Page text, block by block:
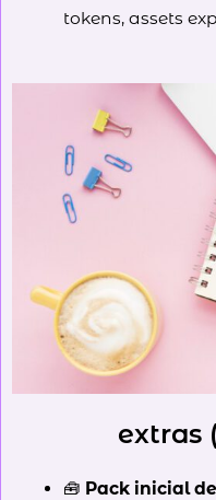
tokens, assets
extras
🧰 Pack inicial